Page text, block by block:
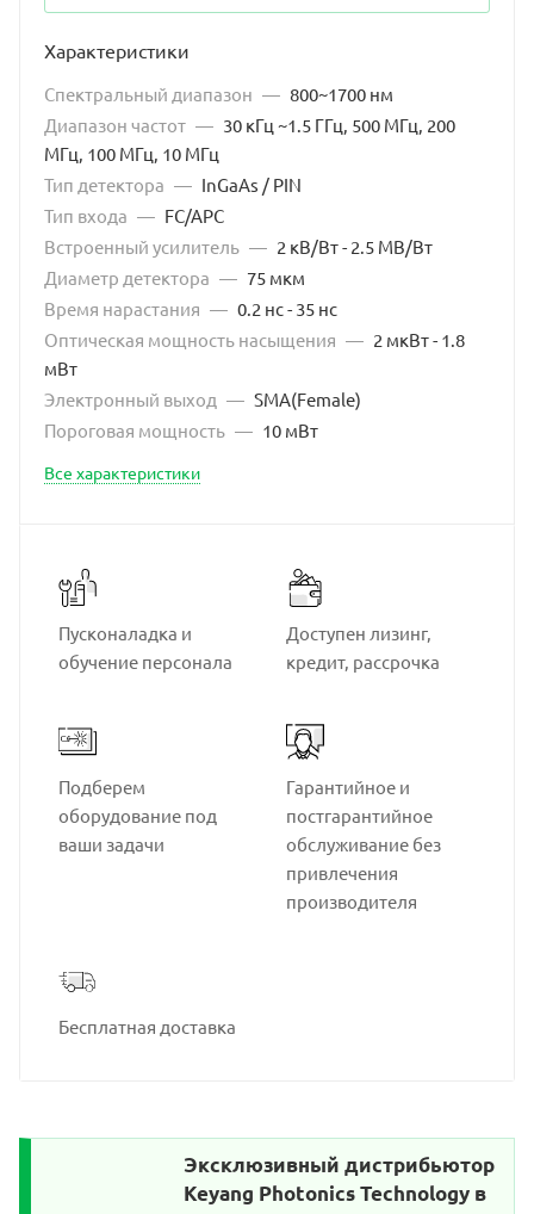
Характеристики
Спектральный диапазон — 800~1700 нм
Диапазон частот — 30 кГц ~1.5 ГГц, 500 МГц, 200
МГц, 100 МГц, 10 МГц
Тип детектора — InGaAs / PIN
Тип входа — FC/APC
Встроенный усилитель — 2 кВ/Вт - 2.5 МВ/Вт
Диаметр детектора — 75 мкм
Время нарастания — 0.2 нс - 35 нс
Оптическая мощность насыщения — 2 мкВт - 1.8
мВт
Электронный выход — SMA(Female)
Пороговая мощность — 10 мВт
Все характеристики
Пусконаладка и
обучение персонала
Доступен лизинг,
кредит, рассрочка
Подберем
оборудование под
ваши задачи
Гарантийное и
постгарантийное
обслуживание без
привлечения
производителя
Бесплатная доставка
Эксклюзивный дистрибьютор
Keyang Photonics Technology в